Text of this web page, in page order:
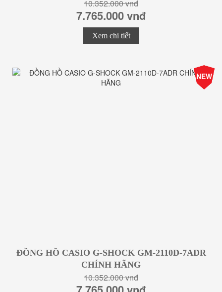
10.352.000 vnđ
7.765.000 vnđ
Xem chi tiết
-25%
Giá
NEW
ĐỒNG HỒ CASIO G-SHOCK GM-2110D-7ADR
CHÍNH HÃNG
10.352.000 vnđ